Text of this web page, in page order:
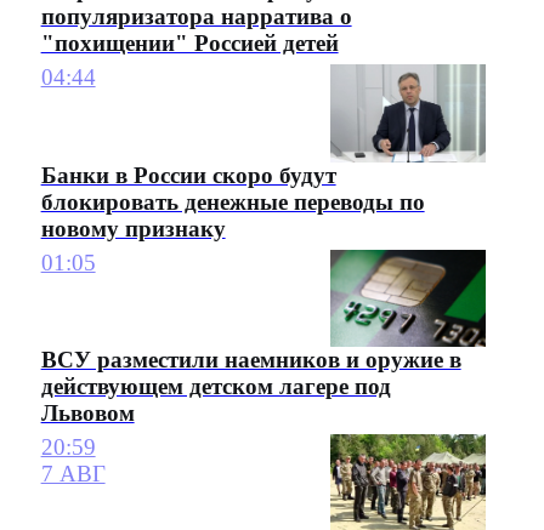
популяризатора нарратива о
"похищении" Россией детей
04:44
Банки в России скоро будут
блокировать денежные переводы по
новому признаку
01:05
ВСУ разместили наемников и оружие в
действующем детском лагере под
Львовом
20:59
7 АВГ